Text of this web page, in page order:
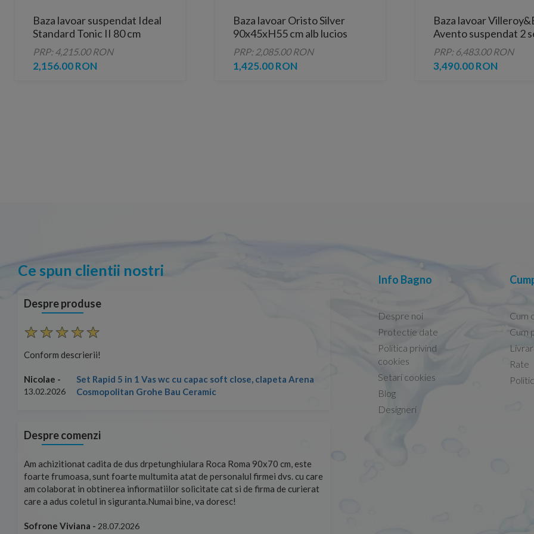
Baza lavoar suspendat Ideal
Standard Tonic II 80 cm
PRP: 4,215.00 RON
2,156.00 RON
Baza lavoar Oristo Silver
90x45xH55 cm alb lucios
PRP: 2,085.00 RON
1,425.00 RON
Baza lavoar
Avento suspendat 2
626x514x450 mm alb
PRP: 6,483.00 RON
3,490.00 RON
Ce spun clientii nostri
Despre produse
Conform descrierii!
Nicolae -
13.02.2026
Set Rapid 5 in 1 Vas wc cu capac soft close, clapeta Arena
Cosmopolitan Grohe Bau Ceramic
Conform descrierii!
13.02.2026
Despre comenzi
Am achizitionat cadita de dus drpetunghiulara Roca Roma 90x70 cm, este
foarte frumoasa, sunt foarte multumita atat de personalul firmei dvs. cu care
am colaborat in obtinerea infiormatiilor solicitate cat si de firma de curierat
care a adus coletul in siguranta.Numai bine, va doresc!
Sofrone Viviana - 28.07.2026
Info Bagno
Despre noi
Protectie date
Politica privind
cookies
Setari cookies
Blog
Designeri
Cum
Cum
Rate